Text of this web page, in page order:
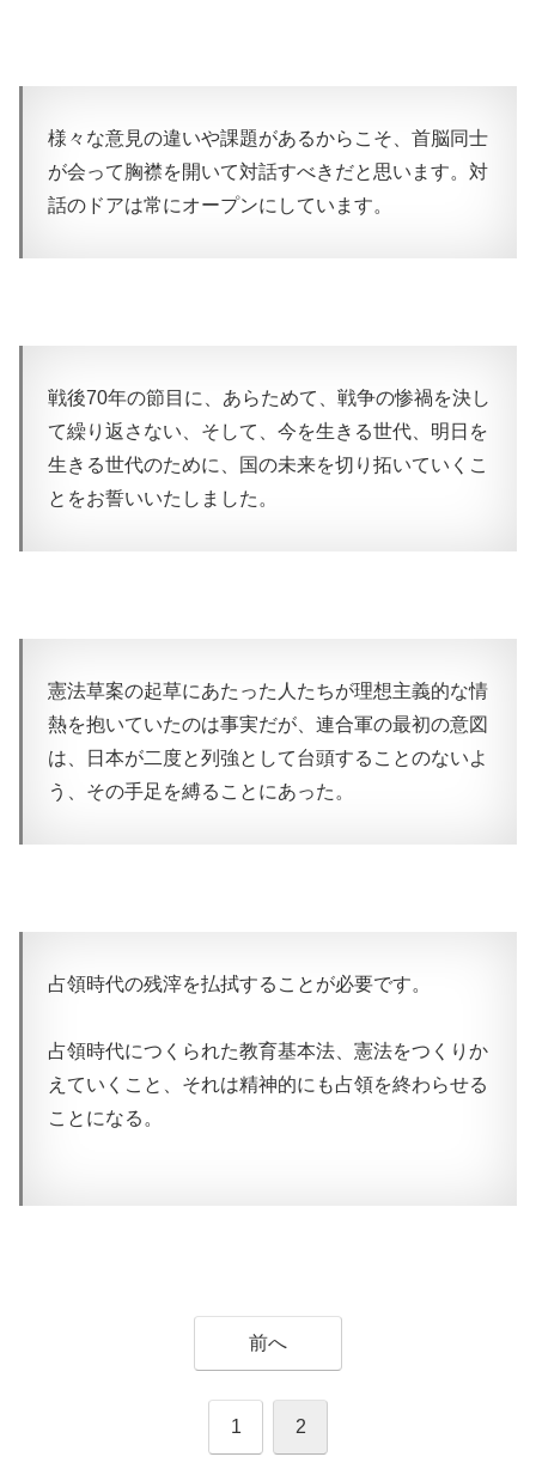
様々な意見の違いや課題があるからこそ、首脳同士
が会って胸襟を開いて対話すべきだと思います。対
話のドアは常にオープンにしています。
戦後70年の節目に、あらためて、戦争の惨禍を決し
て繰り返さない、そして、今を生きる世代、明日を
生きる世代のために、国の未来を切り拓いていくこ
とをお誓いいたしました。
憲法草案の起草にあたった人たちが理想主義的な情
熱を抱いていたのは事実だが、連合軍の最初の意図
は、日本が二度と列強として台頭することのないよ
う、その手足を縛ることにあった。
占領時代の残滓を払拭することが必要です。
占領時代につくられた教育基本法、憲法をつくりか
えていくこと、それは精神的にも占領を終わらせる
ことになる。
前へ
1 2